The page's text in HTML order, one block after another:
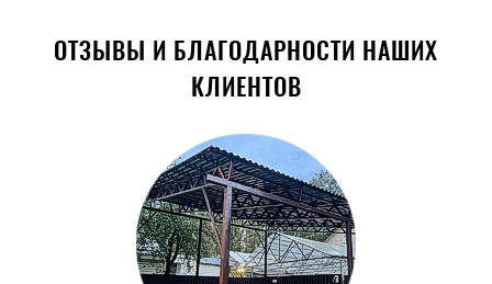
ОТЗЫВЫ И БЛАГОДАРНОСТИ НАШИХ
КЛИЕНТОВ